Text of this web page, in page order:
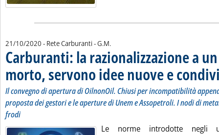
21/10/2020 - Rete Carburanti -di:
G.M.
Carburanti: la razionalizzazione a
morto, servono idee nuove e
Il convegno di apertura di OilnonOil. Chiusi per incompatibilità
proposta dei gestori e le aperture di Unem e Assopetroli. I nodi di
frodi
Le norme introdotte